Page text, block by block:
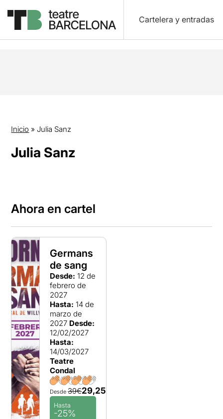
Cartelera y entradas
Inicio » Julia Sanz
Julia Sanz
Ahora en cartel
Germans
de sang
Desde: 12 de
febrero de
2027
Hasta: 14 de
marzo de
2027 Desde:
12/02/2027
Hasta:
14/03/2027
Teatre
Condal
Desde39€29,25€
Hasta
-25%